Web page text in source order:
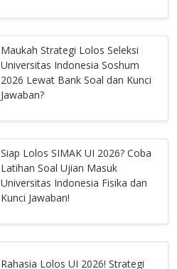
Maukah Strategi Lolos Seleksi
Universitas Indonesia Soshum
2026 Lewat Bank Soal dan Kunci
Jawaban?
Siap Lolos SIMAK UI 2026? Coba
Latihan Soal Ujian Masuk
Universitas Indonesia Fisika dan
Kunci Jawaban!
Rahasia Lolos UI 2026! Strategi